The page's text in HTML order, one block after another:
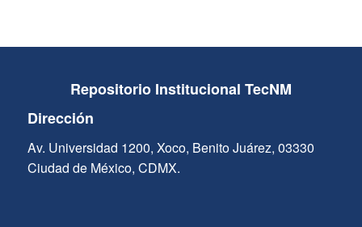
Repositorio Institucional TecNM
Dirección
Av. Universidad 1200, Xoco, Benito Juárez, 03330
Ciudad de México, CDMX.